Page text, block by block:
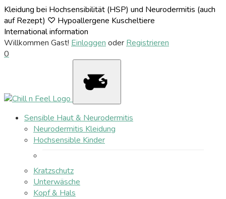
Kleidung bei Hochsensibilität (HSP) und Neurodermitis (auch
auf Rezept) ♡ Hypoallergene Kuscheltiere
International information
Willkommen Gast! Einloggen oder Registrieren
0
Sensible Haut & Neurodermitis
Neurodermitis Kleidung
Hochsensible Kinder
Kratzschutz
Unterwäsche
Kopf & Hals